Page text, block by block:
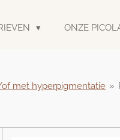
ONZE
met hyperpigmentatie »